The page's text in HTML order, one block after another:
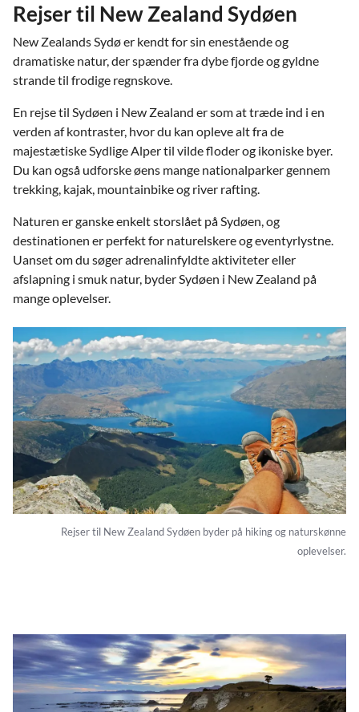
Rejser til New Zealand Sydøen
New Zealands Sydø er kendt for sin enestående og
dramatiske natur, der spænder fra dybe fjorde og gyldne
strande til frodige regnskove.
En rejse til Sydøen i New Zealand er som at træde ind i en
verden af kontraster, hvor du kan opleve alt fra de
majestætiske Sydlige Alper til vilde floder og ikoniske byer.
Du kan også udforske øens mange nationalparker gennem
trekking, kajak, mountainbike og river rafting.
Naturen er ganske enkelt storslået på Sydøen, og
destinationen er perfekt for naturelskere og eventyrlystne.
Uanset om du søger adrenalinfyldte aktiviteter eller
afslapning i smuk natur, byder Sydøen i New Zealand på
mange oplevelser.
Rejser til New Zealand Sydøen byder på hiking og naturskønne
oplevelser.